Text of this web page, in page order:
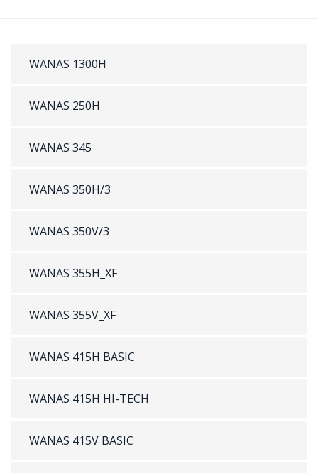
WANAS 1300H
WANAS 250H
WANAS 345
WANAS 350H/3
WANAS 350V/3
WANAS 355H_XF
WANAS 355V_XF
WANAS 415H BASIC
WANAS 415H HI-TECH
WANAS 415V BASIC